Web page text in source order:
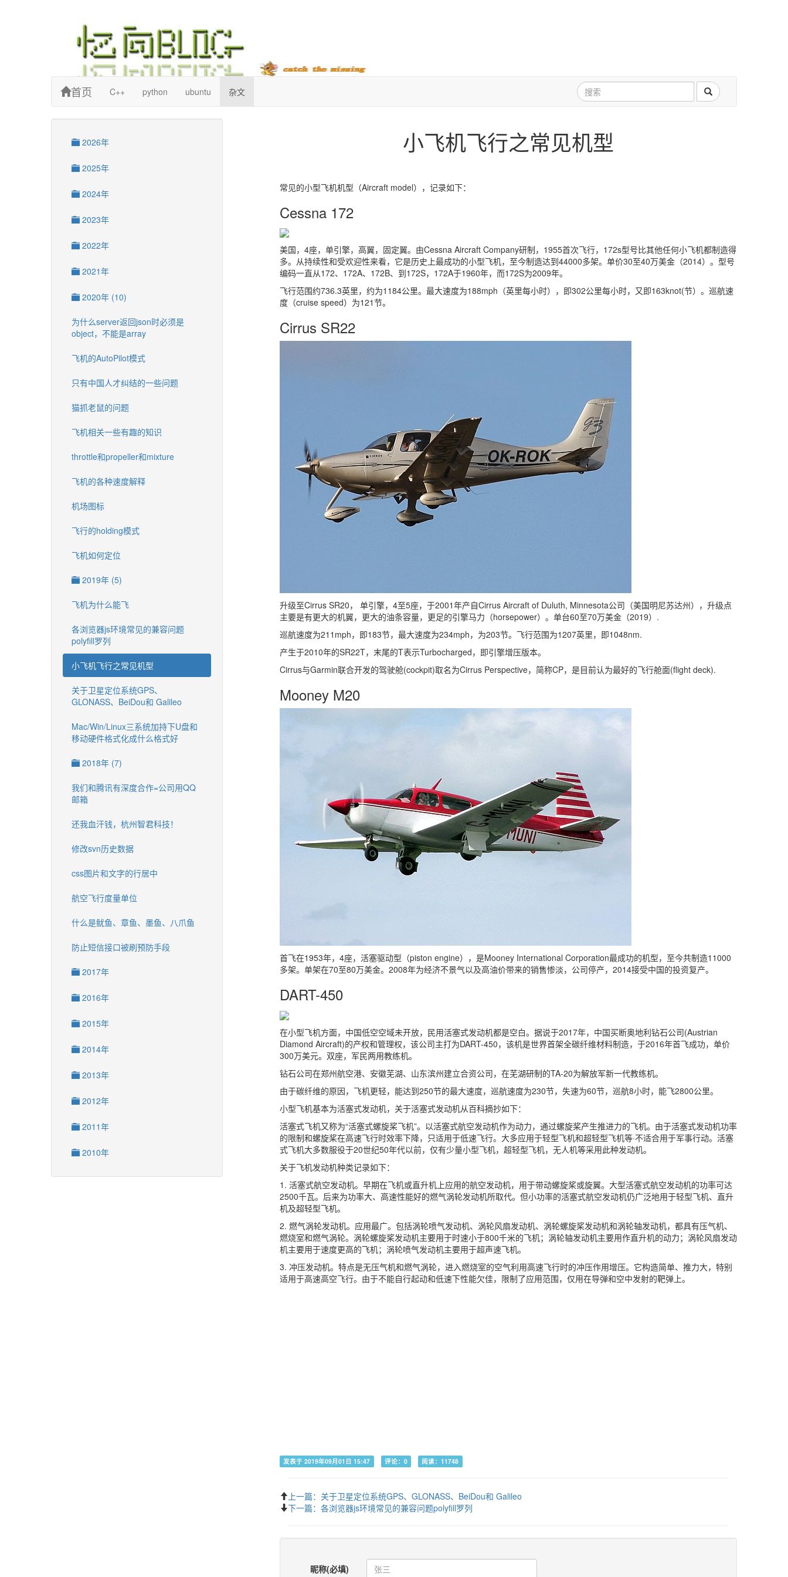
首页 C++ python ubuntu 杂文
2026年
2025年
2024年
2023年
2022年
2021年
2020年 (10)
为什么server返回json时必须是
object，不能是array
飞机的AutoPilot模式
只有中国人才纠结的一些问题
猫抓老鼠的问题
飞机相关一些有趣的知识
throttle和propeller和mixture
飞机的各种速度解释
机场图标
飞行的holding模式
飞机如何定位
2019年 (5)
飞机为什么能飞
各浏览器js环境常见的兼容问题
polyfill罗列
小飞机飞行之常见机型
关于卫星定位系统GPS、
GLONASS、BeiDou和 Galileo
Mac/Win/Linux三系统加持下U盘和
移动硬件格式化成什么格式好
2018年 (7)
我们和腾讯有深度合作=公司用QQ
邮箱
还我血汗钱，杭州智君科技！
修改svn历史数据
css图片和文字的行居中
航空飞行度量单位
什么是鱿鱼、章鱼、墨鱼、八爪鱼
防止短信接口被刷预防手段
2017年
2016年
2015年
2014年
2013年
2012年
2011年
2010年
小飞机飞行之常见机型
常见的小型飞机机型（Aircraft model），记录如下：
Cessna 172
美国，4座，单引擎，高翼，固定翼。由Cessna Aircraft Company研制，1955首次飞行，172s型号比其他任何小飞机都制造得
多。从持续性和受欢迎性来看，它是历史上最成功的小型飞机，至今制造达到44000多架。单价30至40万美金（2014）。型号
编码一直从172、172A、172B、到172S，172A于1960年，而172S为2009年。
飞行范围约736.3英里，约为1184公里。最大速度为188mph（英里每小时），即302公里每小时，又即163knot(节）。巡航速
度（cruise speed）为121节。
Cirrus SR22
升级至Cirrus SR20， 单引擎，4至5座，于2001年产自Cirrus Aircraft of Duluth, Minnesota公司（美国明尼苏达州），升级点
主要是有更大的机翼，更大的油条容量，更足的引擎马力（horsepower）。单台60至70万美金（2019）.
巡航速度为211mph，即183节，最大速度为234mph，为203节。飞行范围为1207英里，即1048nm.
产生于2010年的SR22T，末尾的T表示Turbocharged，即引擎增压版本。
Cirrus与Garmin联合开发的驾驶舱(cockpit)取名为Cirrus Perspective，简称CP，是目前认为最好的飞行舱面(flight deck).
Mooney M20
首飞在1953年，4座，活塞驱动型（piston engine），是Mooney International Corporation最成功的机型，至今共制造11000
多架。单架在70至80万美金。2008年为经济不景气以及高油价带来的销售惨淡，公司停产，2014接受中国的投资复产。
DART-450
在小型飞机方面，中国低空空域未开放，民用活塞式发动机都是空白。据说于2017年，中国买断奥地利钻石公司(Austrian
Diamond Aircraft)的产权和管理权，该公司主打为DART-450，该机是世界首架全碳纤维材料制造，于2016年首飞成功，单价
300万美元。双座，军民两用教练机。
钻石公司在郑州航空港、安徽芜湖、山东滨州建立合资公司，在芜湖研制的TA-20为解放军新一代教练机。
由于碳纤维的原因，飞机更轻，能达到250节的最大速度，巡航速度为230节，失速为60节，巡航8小时，能飞2800公里。
小型飞机基本为活塞式发动机，关于活塞式发动机从百科摘抄如下：
活塞式飞机又称为“活塞式螺旋桨飞机”。以活塞式航空发动机作为动力，通过螺旋桨产生推进力的飞机。由于活塞式发动机功率
的限制和螺旋桨在高速飞行时效率下降，只适用于低速飞行。大多应用于轻型飞机和超轻型飞机等·不适合用于军事行动。活塞
式飞机大多数服役于20世纪50年代以前，仅有少量小型飞机，超轻型飞机，无人机等采用此种发动机。
关于飞机发动机种类记录如下：
1. 活塞式航空发动机。早期在飞机或直升机上应用的航空发动机，用于带动螺旋桨或旋翼。大型活塞式航空发动机的功率可达
2500千瓦。后来为功率大、高速性能好的燃气涡轮发动机所取代。但小功率的活塞式航空发动机仍广泛地用于轻型飞机、直升
机及超轻型飞机。
2. 燃气涡轮发动机。应用最广。包括涡轮喷气发动机、涡轮风扇发动机、涡轮螺旋桨发动机和涡轮轴发动机，都具有压气机、
燃烧室和燃气涡轮。涡轮螺旋桨发动机主要用于时速小于800千米的飞机；涡轮轴发动机主要用作直升机的动力；涡轮风扇发动
机主要用于速度更高的飞机；涡轮喷气发动机主要用于超声速飞机。
3. 冲压发动机。特点是无压气机和燃气涡轮，进入燃烧室的空气利用高速飞行时的冲压作用增压。它构造简单、推力大，特别
适用于高速高空飞行。由于不能自行起动和低速下性能欠佳，限制了应用范围，仅用在导弹和空中发射的靶弹上。
发表于 2019年09月01日 15:47 评论：0 阅读：11748
上一篇：关于卫星定位系统GPS、GLONASS、BeiDou和 Galileo
下一篇：各浏览器js环境常见的兼容问题polyfill罗列
昵称(必填)